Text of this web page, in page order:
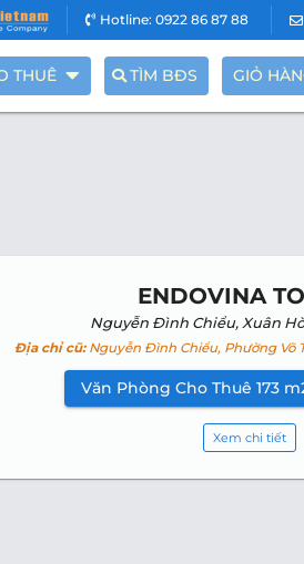
Hotline: 0922 86 87 88
THUÊ TÌM BĐS GIỎ
ENDOVINA
Nguyễn Đình Chiểu, Xuân
Địa chỉ cũ:Nguyễn Đình Chiểu, Phường Võ
Văn Phòng Cho Thuê 173
Xem chi tiết